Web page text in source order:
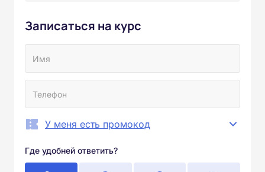
Записаться на курс
У меня есть промокод
Где удобней ответить?